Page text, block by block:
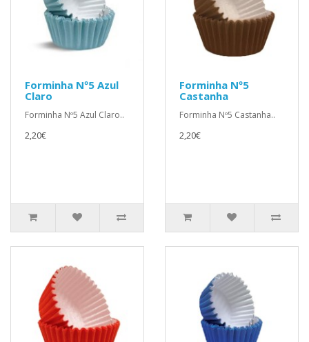
Forminha Nº5 Azul
Claro
Forminha Nº5 Azul Claro..
2,20€
Forminha Nº5
Castanha
Forminha Nº5 Castanha..
2,20€